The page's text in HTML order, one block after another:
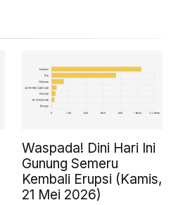
Waspada! Dini Hari Ini
Gunung Semeru
Kembali Erupsi (Kamis,
21 Mei 2026)